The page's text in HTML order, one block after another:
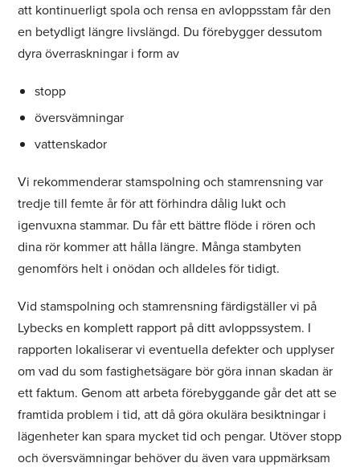
att kontinuerligt spola och rensa en avloppsstam får den
en betydligt längre livslängd. Du förebygger dessutom
dyra överraskningar i form av
stopp
översvämningar
vattenskador
Vi rekommenderar stamspolning och stamrensning var
tredje till femte år för att förhindra dålig lukt och
igenvuxna stammar. Du får ett bättre flöde i rören och
dina rör kommer att hålla längre. Många stambyten
genomförs helt i onödan och alldeles för tidigt.
Vid stamspolning och stamrensning färdigställer vi på
Lybecks en komplett rapport på ditt avloppssystem. I
rapporten lokaliserar vi eventuella defekter och upplyser
om vad du som fastighetsägare bör göra innan skadan är
ett faktum. Genom att arbeta förebyggande går det att se
framtida problem i tid, att då göra okulära besiktningar i
lägenheter kan spara mycket tid och pengar. Utöver stopp
och översvämningar behöver du även vara uppmärksam